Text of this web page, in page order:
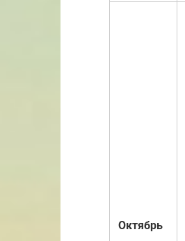
Октябрь